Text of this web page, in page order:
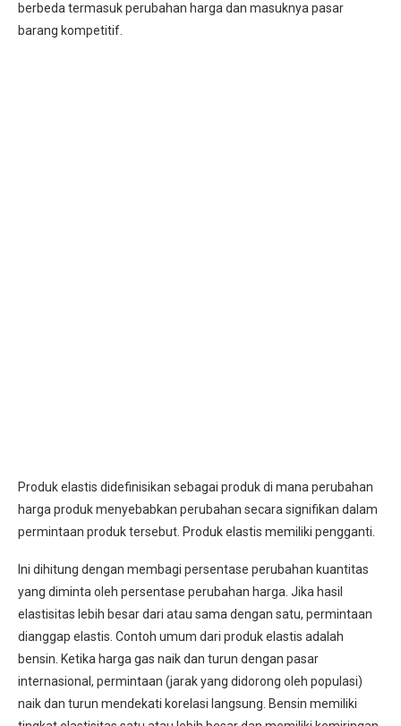
berbeda termasuk perubahan harga dan masuknya pasar
barang kompetitif.
Produk elastis didefinisikan sebagai produk di mana perubahan
harga produk menyebabkan perubahan secara signifikan dalam
permintaan produk tersebut. Produk elastis memiliki pengganti.
Ini dihitung dengan membagi persentase perubahan kuantitas
yang diminta oleh persentase perubahan harga. Jika hasil
elastisitas lebih besar dari atau sama dengan satu, permintaan
dianggap elastis. Contoh umum dari produk elastis adalah
bensin. Ketika harga gas naik dan turun dengan pasar
internasional, permintaan (jarak yang didorong oleh populasi)
naik dan turun mendekati korelasi langsung. Bensin memiliki